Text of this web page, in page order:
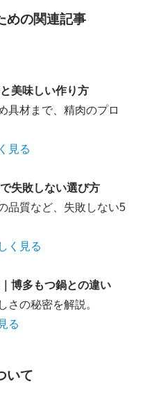
めの関連記事
美味しい作り方
具材まで、精肉のプロ
見る
失敗しない選び方
品質など、失敗しない5
く見る
博多もつ鍋との違い
さの秘密を解説。
る
いて